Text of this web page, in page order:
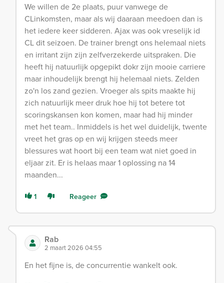
We willen de 2e plaats, puur vanwege de
CLinkomsten, maar als wij daaraan meedoen dan is
het iedere keer sidderen. Ajax was ook vreselijk id
CL dit seizoen. De trainer brengt ons helemaal niets
en irritant zijn zijn zelfverzekerde uitspraken. Die
heeft hij natuurlijk opgepikt dokr zijn mooie carriere
maar inhoudelijk brengt hij helemaal niets. Zelden
zo'n los zand gezien. Vroeger als spits maakte hij
zich natuurlijk meer druk hoe hij tot betere tot
scoringskansen kon komen, maar had hij minder
met het team.. Inmiddels is het wel duidelijk, twente
vreet het gras op en wij krijgen steeds meer
blessures wat hoort bij een team wat niet goed in
eljaar zit. Er is helaas maar 1 oplossing na 14
maanden...
1 Reageer
Rab
2 maart 2026 04:55
En het fijne is, de concurrentie wankelt ook.